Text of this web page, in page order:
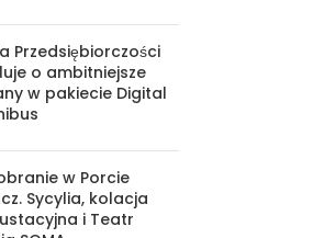
Przedsiębiorczości
o ambitniejsze
w pakiecie Digital
w Porcie
Sycylia, kolacja
i Teatr